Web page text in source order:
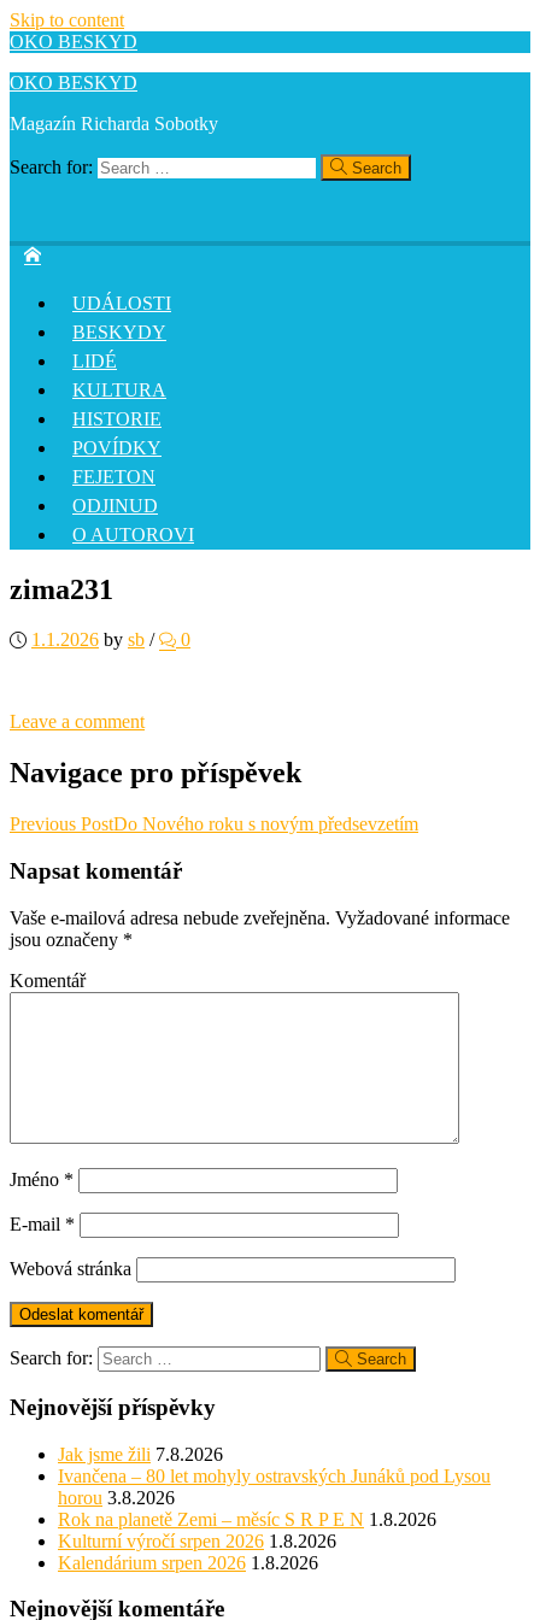
Skip to content
OKO BESKYD
OKO BESKYD
Magazín Richarda Sobotky
Search for: Search
UDÁLOSTI
BESKYDY
LIDÉ
KULTURA
HISTORIE
POVÍDKY
FEJETON
ODJINUD
O AUTOROVI
zima231
1.1.2026 by sb / 0
Leave a comment
Navigace pro příspěvek
Previous PostDo Nového roku s novým předsevzetím
Napsat komentář
Vaše e-mailová adresa nebude zveřejněna. Vyžadované informace
jsou označeny *
Komentář
Jméno *
E-mail *
Webová stránka
Search for: Search
Nejnovější příspěvky
Jak jsme žili 7.8.2026
Ivančena – 80 let mohyly ostravských Junáků pod Lysou
horou 3.8.2026
Rok na planetě Zemi – měsíc S R P E N 1.8.2026
Kulturní výročí srpen 2026 1.8.2026
Kalendárium srpen 2026 1.8.2026
Nejnovější komentáře